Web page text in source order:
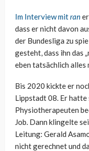
Im Interview mitran
dass er nicht davon
der Bundesliga zu
gesteht, dass ihn das
eben tatsächlich alles
Bis 2020 kickte er
Lippstadt 08. Er hatte
Physiotherapeuten
Job. Dann klingelte
Leitung: Gerald
nicht gerechnet und